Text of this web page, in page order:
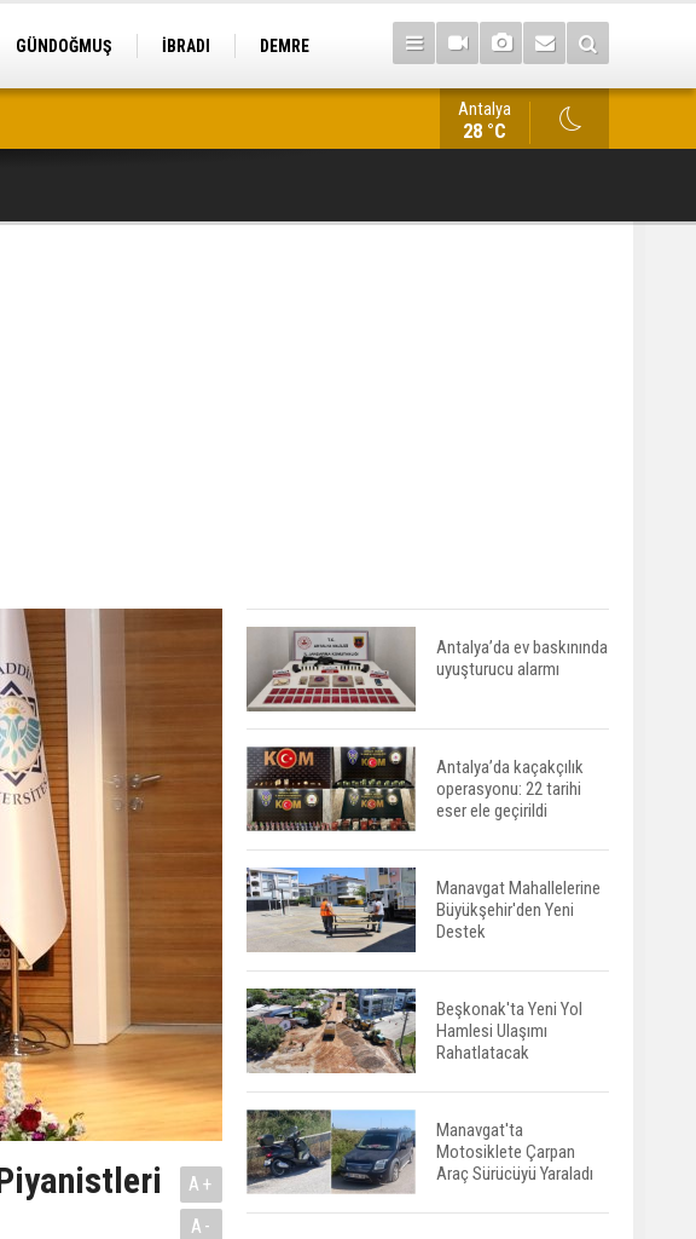
GÜNDOĞMUŞ İBRADI
DEMRE
Antalya’da kaçakçılık operasyonu: 22 tarihi eser ele geçirildi
Antalya
28 °C
A+
A-
Antalya’da ev baskınında
uyuşturucu alarmı
Antalya’da kaçakçılık
operasyonu: 22 tarihi
eser ele geçirildi
Manavgat Mahallelerine
Büyükşehir'den Yeni
Destek
Beşkonak'ta Yeni Yol
Hamlesi Ulaşımı
Rahatlatacak
Manavgat'ta
Motosiklete Çarpan
Araç Sürücüyü Yaraladı